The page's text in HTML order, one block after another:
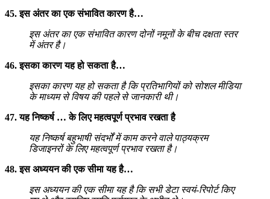
45. इस अंतर का एक संभावित कारण है…
इस अंतर का एक संभावित कारण दोनों नमूनों के बीच दक्षता स्तर
में अंतर है।
46. इसका कारण यह हो सकता है…
इसका कारण यह हो सकता है कि प्रतिभागियों को सोशल मीडिया
के माध्यम से विषय की पहले से जानकारी थी।
47. यह निष्कर्ष … के लिए महत्वपूर्ण प्रभाव रखता है
यह निष्कर्ष बहुभाषी संदर्भों में काम करने वाले पाठ्यक्रम
डिजाइनरों के लिए महत्वपूर्ण प्रभाव रखता है।
48. इस अध्ययन की एक सीमा यह है…
इस अध्ययन की एक सीमा यह है कि सभी डेटा स्वयं-रिपोर्ट किए